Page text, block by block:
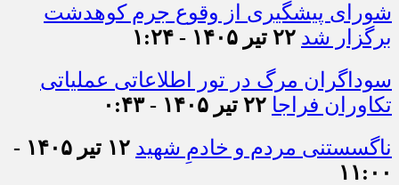
شورای پیشگیری از وقوع جرم کوهدشت
برگزار شد ۲۲ تیر ۱۴۰۵ - ۱:۲۴
سوداگران مرگ در تور اطلاعاتی عملیاتی
تکاوران فراجا ۲۲ تیر ۱۴۰۵ - ۰:۴۳
ناگسستنی مردم و خادمِ شهید
۱۲ تیر ۱۴۰۵ -
۱۱:۰۰